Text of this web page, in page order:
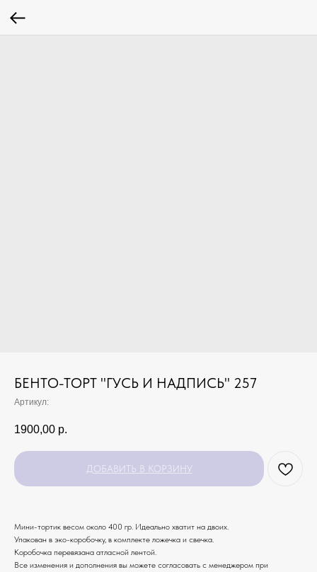
БЕНТО-ТОРТ "ГУСЬ И НАДПИСЬ" 257
Артикул:
1900,00 р.
ДОБАВИТЬ В КОРЗИНУ
Мини-тортик весом около 400 гр. Идеально хватит на двоих.
Упакован в эко-коробочку, в комплекте ложечка и свечка.
Коробочка перевязана атласной лентой.
Все изменения и дополнения вы можете согласовать с менеджером при